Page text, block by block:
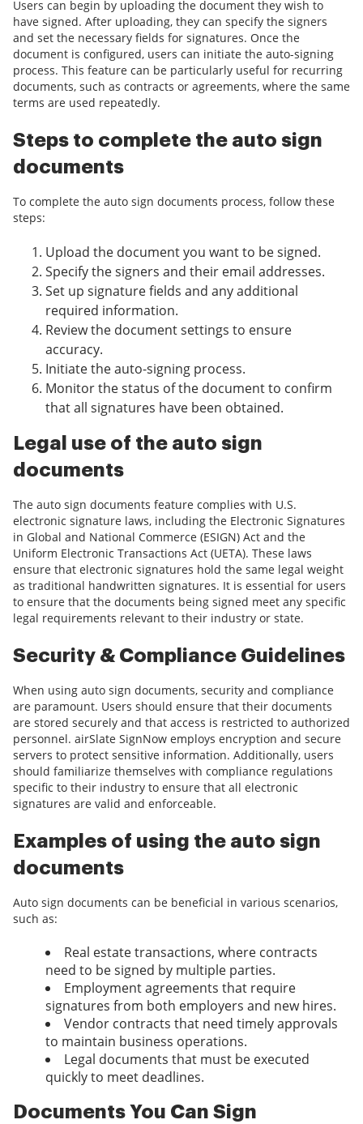
Users can begin by uploading the document they wish to
have signed. After uploading, they can specify the signers
and set the necessary fields for signatures. Once the
document is configured, users can initiate the auto-signing
process. This feature can be particularly useful for recurring
documents, such as contracts or agreements, where the same
terms are used repeatedly.
Steps to complete the auto sign
documents
To complete the auto sign documents process, follow these
steps:
Upload the document you want to be signed.
Specify the signers and their email addresses.
Set up signature fields and any additional
required information.
Review the document settings to ensure
accuracy.
Initiate the auto-signing process.
Monitor the status of the document to confirm
that all signatures have been obtained.
Legal use of the auto sign
documents
The auto sign documents feature complies with U.S.
electronic signature laws, including the Electronic Signatures
in Global and National Commerce (ESIGN) Act and the
Uniform Electronic Transactions Act (UETA). These laws
ensure that electronic signatures hold the same legal weight
as traditional handwritten signatures. It is essential for users
to ensure that the documents being signed meet any specific
legal requirements relevant to their industry or state.
Security & Compliance Guidelines
When using auto sign documents, security and compliance
are paramount. Users should ensure that their documents
are stored securely and that access is restricted to authorized
personnel. airSlate SignNow employs encryption and secure
servers to protect sensitive information. Additionally, users
should familiarize themselves with compliance regulations
specific to their industry to ensure that all electronic
signatures are valid and enforceable.
Examples of using the auto sign
documents
Auto sign documents can be beneficial in various scenarios,
such as:
Real estate transactions, where contracts
need to be signed by multiple parties.
Employment agreements that require
signatures from both employers and new hires.
Vendor contracts that need timely approvals
to maintain business operations.
Legal documents that must be executed
quickly to meet deadlines.
Documents You Can Sign